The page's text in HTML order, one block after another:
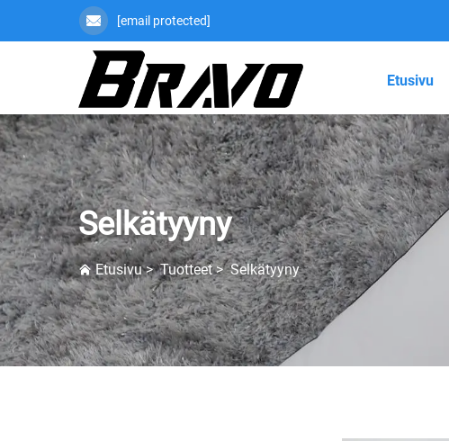
[email protected]
Etusivu
Selkätyyny
Etusivu>Tuotteet>Selkätyyny